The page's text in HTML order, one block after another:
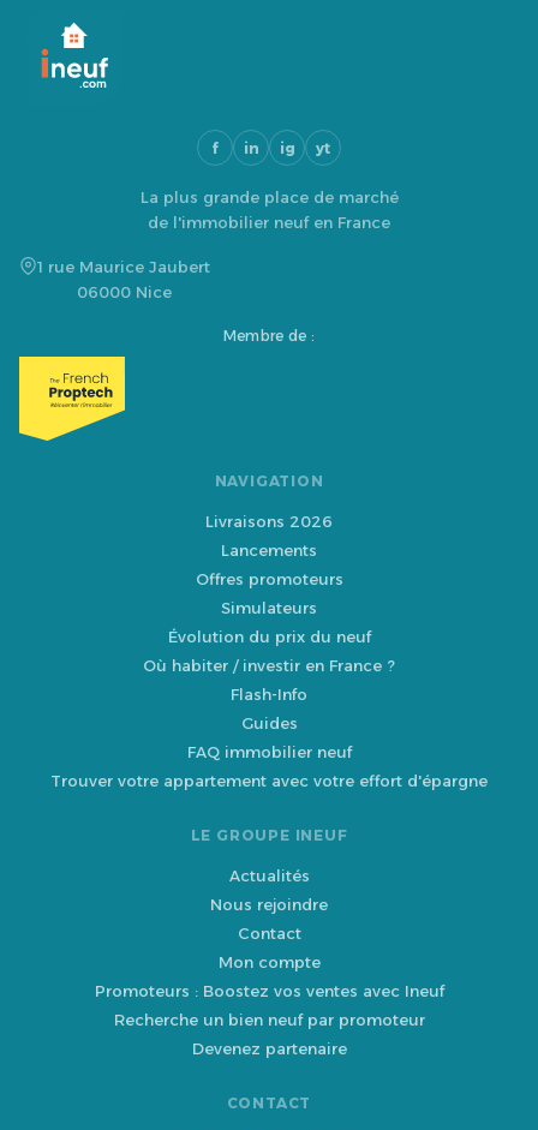
f in ig yt
La plus grande place de marché
de l'immobilier neuf en France
1 rue Maurice Jaubert
06000 Nice
Membre de :
NAVIGATION
Livraisons 2026
Lancements
Offres promoteurs
Simulateurs
Évolution du prix du neuf
Où habiter / investir en France ?
Flash-Info
Guides
FAQ immobilier neuf
Trouver votre appartement avec votre effort d'épargne
LE GROUPE INEUF
Actualités
Nous rejoindre
Contact
Mon compte
Promoteurs : Boostez vos ventes avec Ineuf
Recherche un bien neuf par promoteur
Devenez partenaire
CONTACT